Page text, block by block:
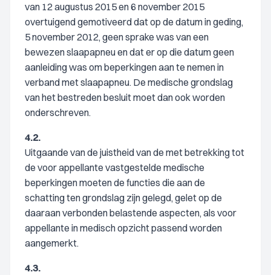
van 12 augustus 2015 en 6 november 2015
overtuigend gemotiveerd dat op de datum in geding,
5 november 2012, geen sprake was van een
bewezen slaapapneu en dat er op die datum geen
aanleiding was om beperkingen aan te nemen in
verband met slaapapneu. De medische grondslag
van het bestreden besluit moet dan ook worden
onderschreven.
4.2.
Uitgaande van de juistheid van de met betrekking tot
de voor appellante vastgestelde medische
beperkingen moeten de functies die aan de
schatting ten grondslag zijn gelegd, gelet op de
daaraan verbonden belastende aspecten, als voor
appellante in medisch opzicht passend worden
aangemerkt.
4.3.